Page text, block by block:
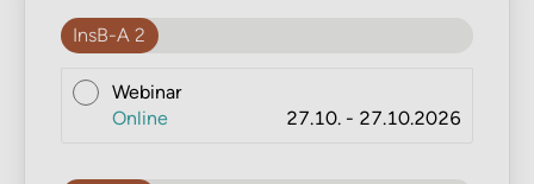
InsB-A 2
Webinar
Online
27.10. - 27.10.2026